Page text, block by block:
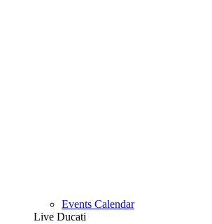
Events Calendar
Live Ducati